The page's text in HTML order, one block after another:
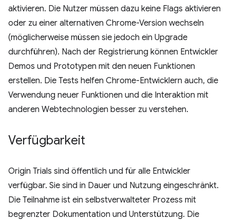
aktivieren. Die Nutzer müssen dazu keine Flags aktivieren
oder zu einer alternativen Chrome-Version wechseln
(möglicherweise müssen sie jedoch ein Upgrade
durchführen). Nach der Registrierung können Entwickler
Demos und Prototypen mit den neuen Funktionen
erstellen. Die Tests helfen Chrome-Entwicklern auch, die
Verwendung neuer Funktionen und die Interaktion mit
anderen Webtechnologien besser zu verstehen.
Verfügbarkeit
Origin Trials sind öffentlich und für alle Entwickler
verfügbar. Sie sind in Dauer und Nutzung eingeschränkt.
Die Teilnahme ist ein selbstverwalteter Prozess mit
begrenzter Dokumentation und Unterstützung. Die